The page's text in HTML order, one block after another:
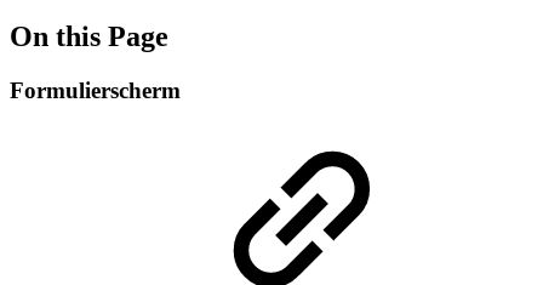
On this Page
Formulierscherm